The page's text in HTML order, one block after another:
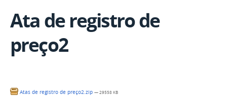
Ata de registro de
preço2
Atas de registro de preço2.zip — 29558 KB